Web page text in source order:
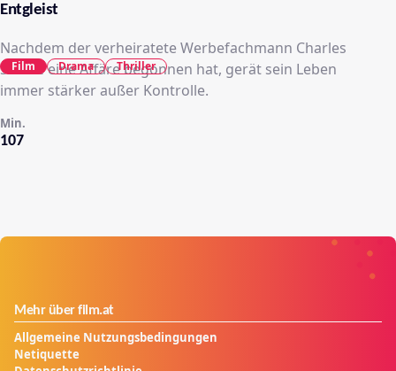
Entgleist
Nachdem der verheiratete Werbefachmann Charles
Schine eine Affäre begonnen hat, gerät sein Leben
immer stärker außer Kontrolle.
107
Min.
Film Drama Thriller
Mehr über film.at
Allgemeine Nutzungsbedingungen
Netiquette